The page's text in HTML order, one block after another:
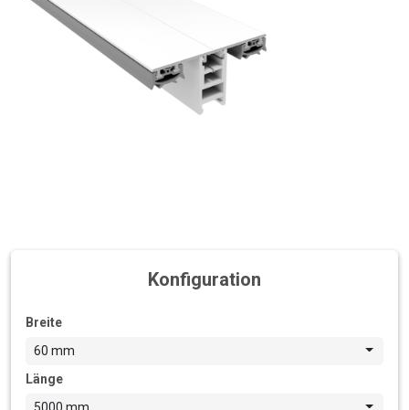
Konfiguration
Breite
60 mm
Länge